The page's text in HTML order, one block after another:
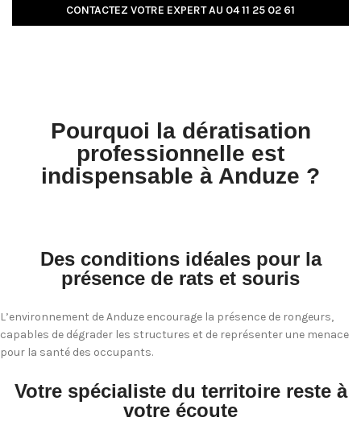
CONTACTEZ VOTRE EXPERT AU 04 11 25 02 61
Pourquoi la dératisation
professionnelle est
indispensable à Anduze ?
Des conditions idéales pour la
présence de rats et souris
L’environnement de Anduze encourage la présence de rongeurs,
capables de dégrader les structures et de représenter une menace
pour la santé des occupants.
Votre spécialiste du territoire reste à
votre écoute